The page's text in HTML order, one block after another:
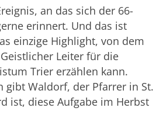
an das sich der 66-
erinnert. Und das ist
einzige Highlight, von dem
Leiter für die
Trier erzählen kann.
gibt Waldorf, der Pfarrer in St.
ist, diese Aufgabe im Herbst